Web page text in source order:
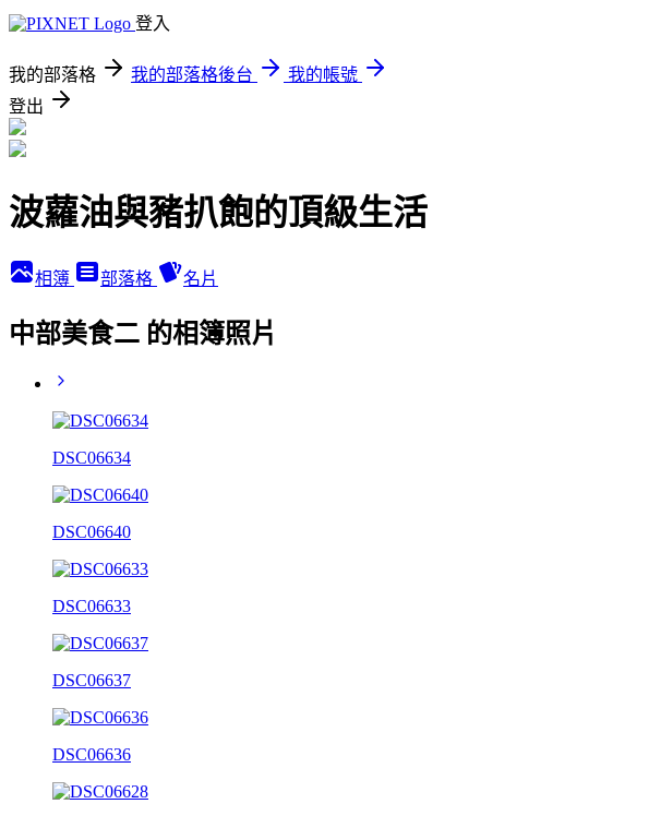
登入
我的部落格 我的部落格後台
我的帳號
登出
波蘿油與豬扒飽的頂級生活
相簿 部落格 名片
中部美食二 的相簿照片
DSC06634
DSC06640
DSC06633
DSC06637
DSC06636